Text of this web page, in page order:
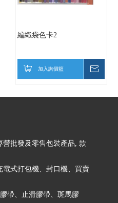
編織袋色卡2
加入詢價籃
批發及零售包裝產品, 款
電式打包機、封口機、買賣
帶、止滑膠帶、斑馬膠